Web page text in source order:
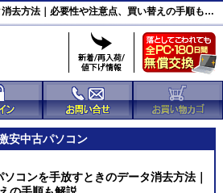
パソコンを手放すときのデータ消去方法｜必要性や注意点、買い替えの手順も解説
安中古パソコン
コンを手放すときのデータ消去方法｜